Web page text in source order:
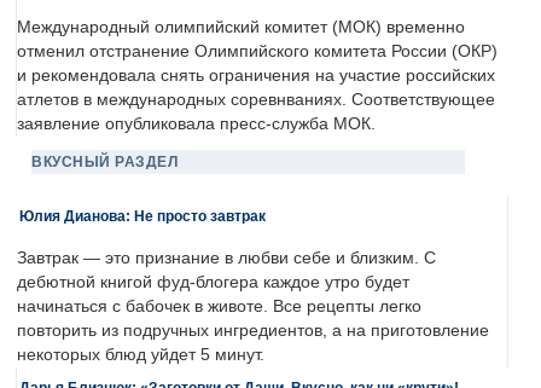
Международный олимпийский комитет (МОК) временно
отменил отстранение Олимпийского комитета России (ОКР)
и рекомендовала снять ограничения на участие российских
атлетов в международных соревнваниях. Соответствующее
заявление опубликовала пресс-служба МОК.
ВКУСНЫЙ РАЗДЕЛ
Юлия Дианова: Не просто завтрак
Завтрак — это признание в любви себе и близким. С
дебютной книгой фуд-блогера каждое утро будет
начинаться с бабочек в животе. Все рецепты легко
повторить из подручных ингредиентов, а на приготовление
некоторых блюд уйдет 5 минут.